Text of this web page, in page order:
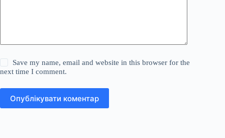
Save my name, email and website in this browser for the
next time I comment.
Опублікувати коментар